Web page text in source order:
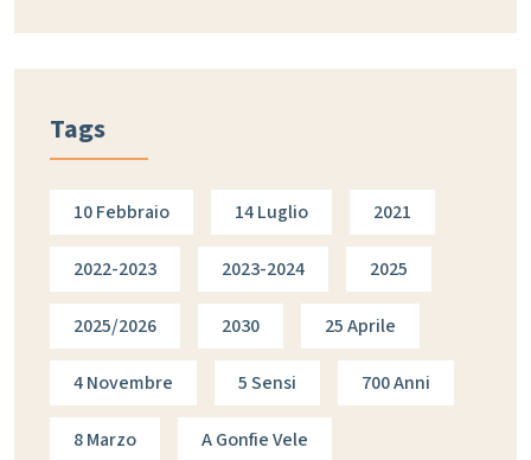
Tags
10 Febbraio 14 Luglio 2021
2022-2023 2023-2024 2025
2025/2026 2030 25 Aprile
4 Novembre 5 Sensi 700 Anni
8 Marzo A Gonfie Vele